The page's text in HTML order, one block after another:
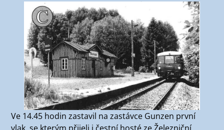
Ve 14.45 hodin zastavil na zastávce Gunzen první